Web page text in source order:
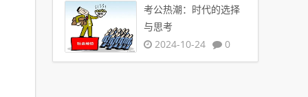
考公热潮：时代的选择
与思考
2024-10-24
0